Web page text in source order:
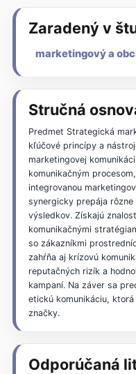
Zaradený v
marketingový a
Stručná
Predmet Strategická
kľúčové princípy a
marketingovej
komunikačným
integrovanou
synergicky prepája
výsledkov. Získajú
komunikačnými
so zákazníkmi
zahŕňa aj krízovú
reputačných rizík a
kampaní. Na záver sa
etickú komunikáciu,
značky.
Odporúčaná